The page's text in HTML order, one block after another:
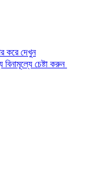
করে দেখুন
চেষ্টা করুন